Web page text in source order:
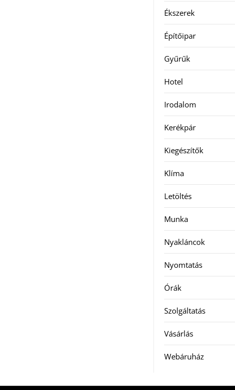
Ékszerek
Építőipar
Gyűrűk
Hotel
Irodalom
Kerékpár
Kiegészítők
Klíma
Letöltés
Munka
Nyakláncok
Nyomtatás
Órák
Szolgáltatás
Vásárlás
Webáruház